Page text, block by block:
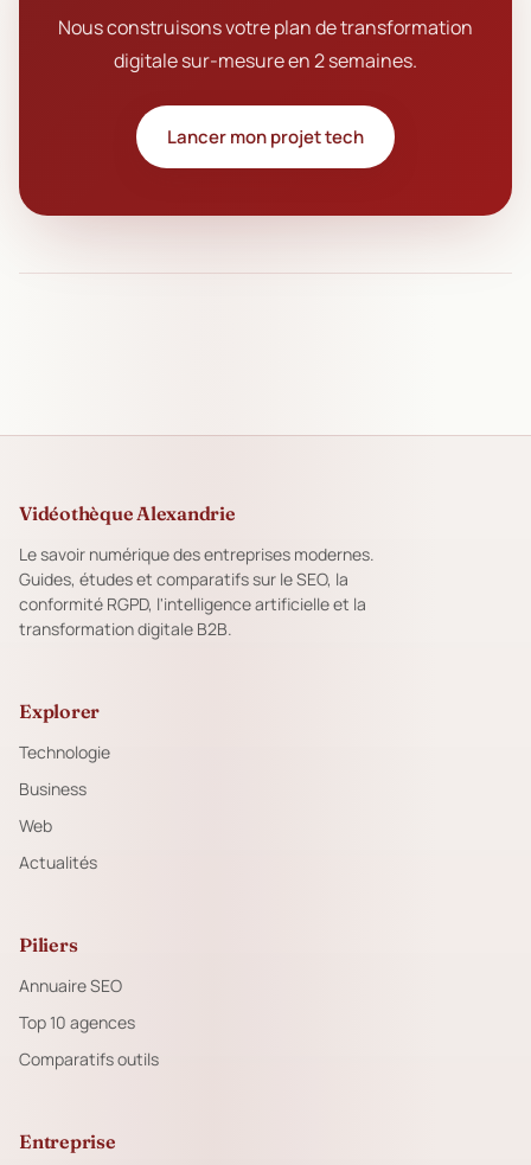
Nous construisons votre plan de transformation
digitale sur-mesure en 2 semaines.
Lancer mon projet tech
Vidéothèque Alexandrie
Le savoir numérique des entreprises modernes.
Guides, études et comparatifs sur le SEO, la
conformité RGPD, l'intelligence artificielle et la
transformation digitale B2B.
Explorer
Technologie
Business
Web
Actualités
Piliers
Annuaire SEO
Top 10 agences
Comparatifs outils
Entreprise